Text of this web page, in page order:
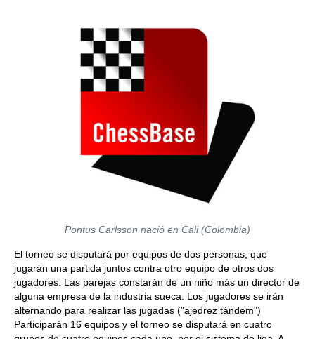
Pontus Carlsson nació en Cali (Colombia)
El torneo se disputará por equipos de dos personas, que
jugarán una partida juntos contra otro equipo de otros dos
jugadores. Las parejas constarán de un niño más un director de
alguna empresa de la industria sueca. Los jugadores se irán
alternando para realizar las jugadas ("ajedrez tándem")
Participarán 16 equipos y el torneo se disputará en cuatro